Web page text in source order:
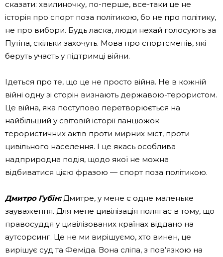
сказати: хвилиночку, по-перше, все-таки це не
історія про спорт поза політикою, бо не про політику,
не про вибори. Будь ласка, люди нехай голосують за
Путіна, скільки захочуть. Мова про спортсменів, які
беруть участь у підтримці війни.
Ідеться про те, що це не просто війна. Не в кожній
війні одну зі сторін визнають державою-терористом.
Це війна, яка поступово перетворюється на
найбільший у світовій історії ланцюжок
терористичних актів проти мирних міст, проти
цивільного населення. І це якась особлива
надприродна подія, щодо якої не можна
відбиватися цією фразою — спорт поза політикою.
Дмитро Губін:Дмитре, у мене є одне маленьке
зауваження. Для мене цивілізація полягає в тому, що
правосуддя у цивілізованих країнах віддано на
аутсорсинг. Це не ми вирішуємо, хто винен, це
вирішує суд та Феміда. Вона сліпа, з пов’язкою на